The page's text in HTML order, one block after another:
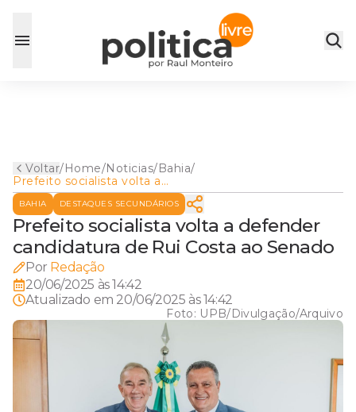
Voltar/Home/Noticias/Bahia/
Prefeito socialista volta a
defender candidatura de Rui
Costa ao Senado
BAHIA DESTAQUES SECUNDÁRIOS
Prefeito socialista volta a defender
candidatura de Rui Costa ao Senado
Por Redação
20/06/2025 às 14:42
Atualizado em 20/06/2025 às 14:42
Foto: UPB/Divulgação/Arquivo